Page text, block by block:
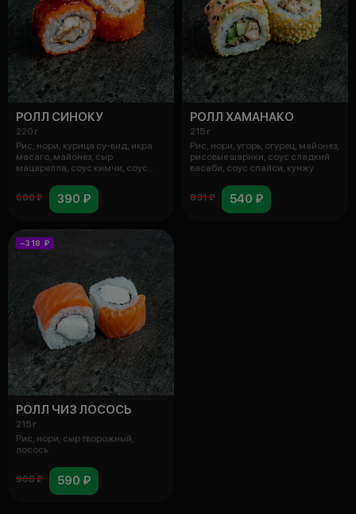
РОЛЛ СИНОКУ
220 г
Рис, нори, курица су-вид, икра
масаго, майонез, сыр
мацарелла, соус кимчи, соус
600 ₽
390 ₽
РОЛЛ ХАМАНАКО
215 г
Рис, нори, угорь, огурец, майонез,
рисовые шарики, соус сладкий
васаби, соус спайси, кунжу
831 ₽ 540 ₽
−318 ₽
РОЛЛ ЧИЗ ЛОСОСЬ
215 г
Рис, нори, сыр творожный,
лосось.
908 ₽ 590 ₽